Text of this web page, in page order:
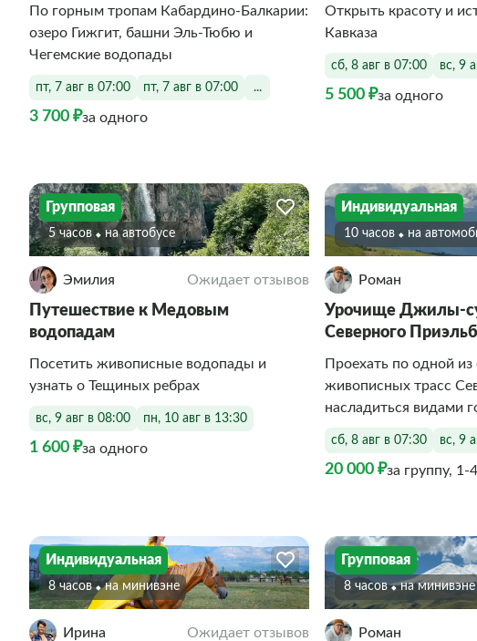
По горным тропам Кабардино‑Балкарии:
озеро Гижгит, башни Эль‑Тюбю и
Чегемские водопады
пт, 7 авг в 07:00 пт, 7 авг в 07:00 ...
3 700 ₽за одного
Открыть красоту и
Кавказа
сб, 8 авг в 07:00 вс, 9
5 500 ₽за одного
Групповая
5 часов На автобусе
Эмилия Ожидает отзывов
Путешествие к Медовым
водопадам
Посетить живописные водопады и
узнать о Тещиных ребрах
вс, 9 авг в 08:00 пн, 10 авг в 13:30
1 600 ₽за одного
Индивидуальная
10 часов На
Роман
Урочище Джилы-
Северного
Проехать по одной
живописных трасс
насладиться видами
сб, 8 авг в 07:30 вс, 9
20 000 ₽за группу, 1-
Индивидуальная
8 часов На минивэне
Ирина Ожидает отзывов
Групповая
8 часов На минивэне
Роман